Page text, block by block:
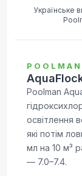
Українське
POOLMAN
Poolman
освітлення
які потім
мл на 10 м³
— 7.0–7.4.